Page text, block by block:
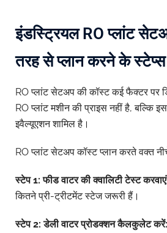
इंडस्ट्रियल RO प्लांट
तरह से प्लान करने के स्टेप्स
RO प्लांट सेटअप की कॉस्ट कई फैक्टर पर
RO प्लांट मशीन की प्राइस नहीं है, बल्कि
इवैल्यूएशन शामिल है।
RO प्लांट सेटअप कॉस्ट प्लान करते वक्त
स्टेप 1:फीडवाटरकीक्वालिटीटेस्ट
कितने प्री-ट्रीटमेंट स्टेज जरूरी हैं।
स्टेप 2:डेलीवाटरप्रोडक्शनकैलकुलेटकरें: